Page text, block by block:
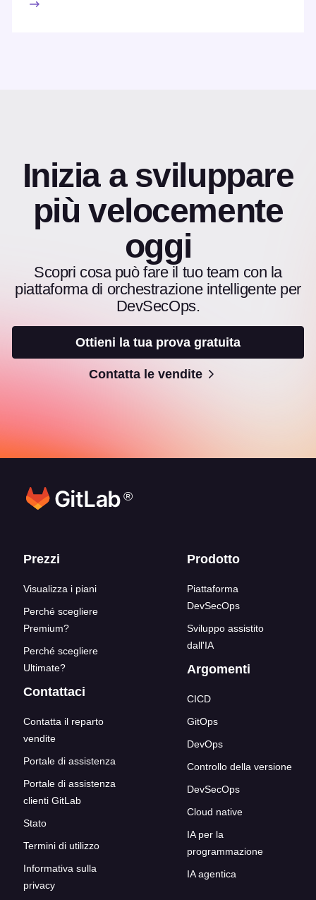
Inizia a sviluppare
più velocemente
oggi
Scopri cosa può fare il tuo team con la
piattaforma di orchestrazione intelligente per
DevSecOps.
Ottieni la tua prova gratuita
Contatta le vendite
®
Link del blocco inferiore
Prezzi
Visualizza i piani
Perché scegliere
Premium?
Perché scegliere
Ultimate?
Contattaci
Contatta il reparto
vendite
Portale di assistenza
Portale di assistenza
clienti GitLab
Stato
Termini di utilizzo
Informativa sulla
privacy
Prodotto
Piattaforma
DevSecOps
Sviluppo assistito
dall'IA
Argomenti
CICD
GitOps
DevOps
Controllo della versione
DevSecOps
Cloud native
IA per la
programmazione
IA agentica